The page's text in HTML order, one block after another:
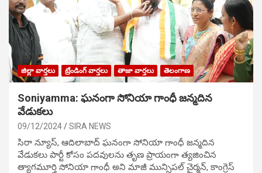
జిల్లా వార్తలు ట్రేండింగ్ వార్తలు తాజా వార్తలు తెలంగాణ
Soniyamma: ఘ‌నంగా సోనియా గాంధీ జ‌న్మ‌దిన
వేడుక‌లు
09/12/2024 SIRA NEWS
సిరా న్యూస్, ఆదిలాబాద్ ఘ‌నంగా సోనియా గాంధీ జ‌న్మ‌దిన
వేడుక‌లు పార్టీ కోసం ప‌ద‌వుల‌ను తృణ ప్రాయంగా త్య‌జించిన
త్యాగమూర్తి సోనియా గాంధీ అని మాజీ మున్సిప‌ల్ చైర్మ‌న్, కాంగ్రెస్